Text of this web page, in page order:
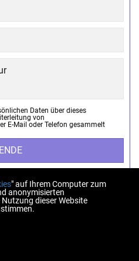
Daten über dieses
von
E-Mail oder Telefon gesammelt
nekretnine
1 EUR = 7,53450 HRK
" auf Ihrem Computer zum
anonymisierten
dieser Website